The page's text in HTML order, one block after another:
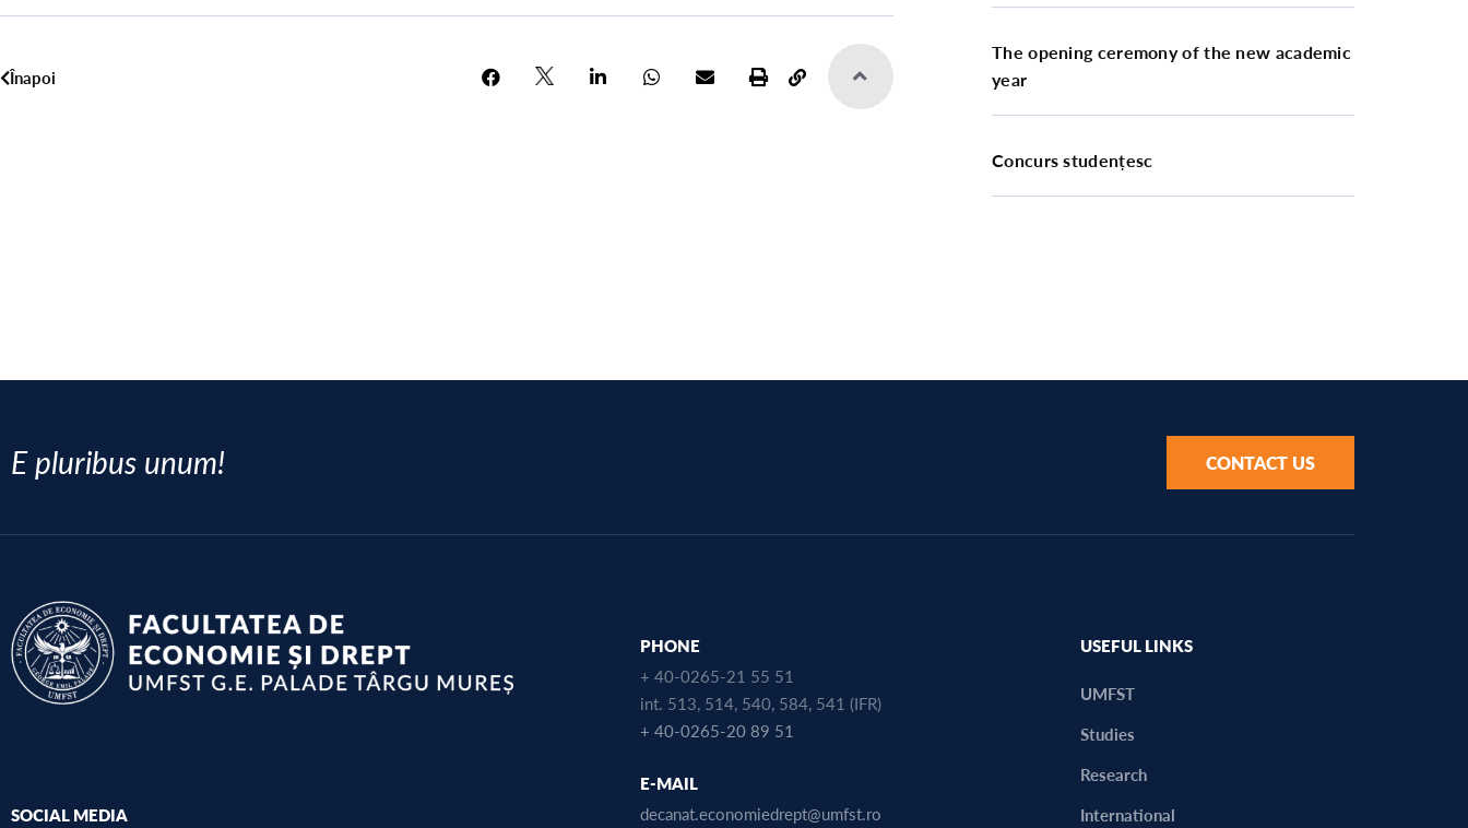
Înapoi
The opening ceremony of the new academic
year
Concurs studențesc
E pluribus unum! CONTACT US
SOCIAL MEDIA
PHONE
+ 40-0265-21 55 51
int. 513, 514, 540, 584, 541 (IFR)
+ 40-0265-20 89 51
E-MAIL
decanat.economiedrept@umfst.ro
USEFUL LINKS
UMFST
Studies
Research
International